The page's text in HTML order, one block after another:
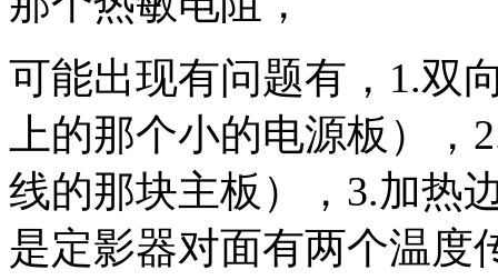
可能出现有问题有，1.双
上的那个小的电源板），
线的那块主板），3.加热
是定影器对面有两个温度